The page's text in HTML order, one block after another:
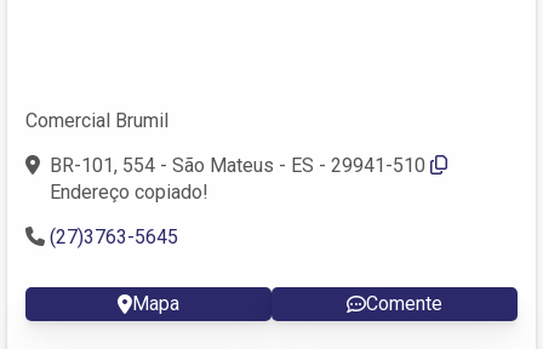
Comercial Brumil
BR-101, 554 - São Mateus - ES - 29941-510
Endereço copiado!
(27)3763-5645
Mapa Comente